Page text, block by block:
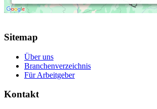
Sitemap
Über uns
Branchenverzeichnis
Für Arbeitgeber
Kontakt